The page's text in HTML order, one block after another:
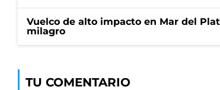
Vuelco de alto impacto en Mar del
milagro
TU COMENTARIO